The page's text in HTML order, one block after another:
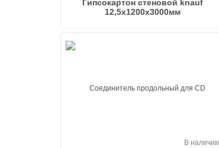
Гипсокартон стеновой knauf
12,5x1200x3000мм
В наличии